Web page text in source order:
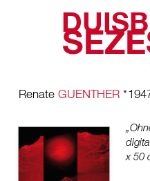
Renate GUENTHER *
x 50